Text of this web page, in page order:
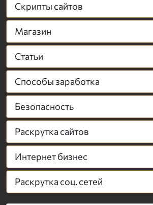
Скрипты сайтов
Магазин
Статьи
Способы заработка
Безопасность
Раскрутка сайтов
Интернет бизнес
Раскрутка соц. сетей